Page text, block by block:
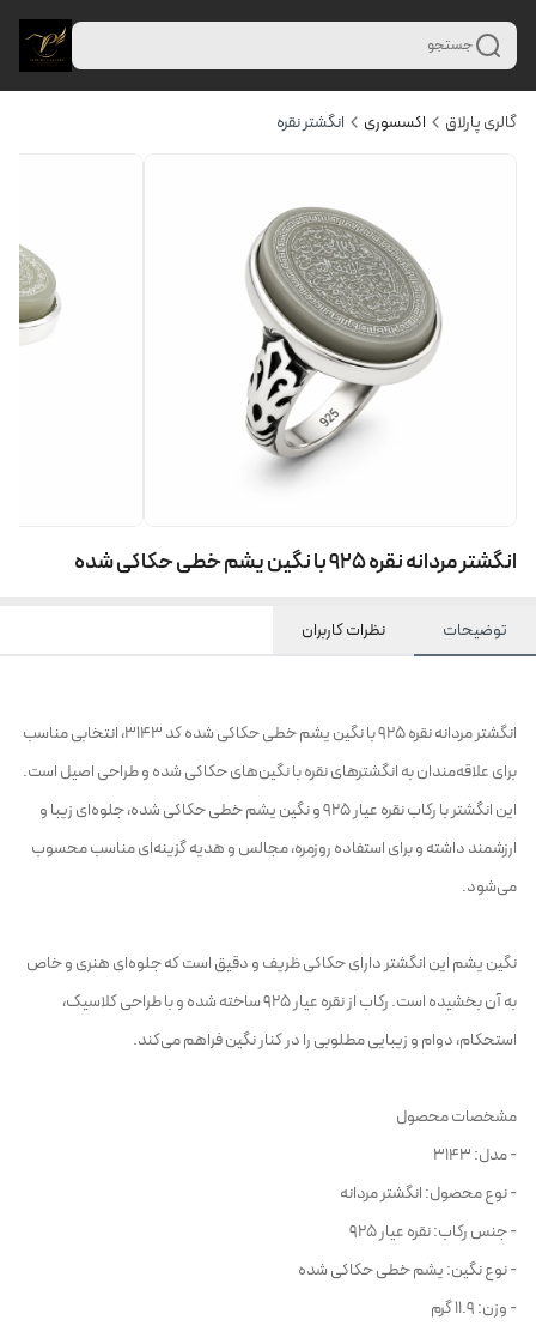
جستجو
گالری پارلاق اکسسوری انگشتر نقره
انگشتر مردانه نقره 925 با نگین یشم خطی حکاکی شده
توضیحات نظرات کاربران
انگشتر مردانه نقره 925 با نگین یشم خطی حکاکی شده کد 3143، انتخابی مناسب
برای علاقه‌مندان به انگشترهای نقره با نگین‌های حکاکی شده و طراحی اصیل است.
این انگشتر با رکاب نقره عیار 925 و نگین یشم خطی حکاکی شده، جلوه‌ای زیبا و
ارزشمند داشته و برای استفاده روزمره، مجالس و هدیه گزینه‌ای مناسب محسوب
می‌شود.
نگین یشم این انگشتر دارای حکاکی ظریف و دقیق است که جلوه‌ای هنری و خاص
به آن بخشیده است. رکاب از نقره عیار 925 ساخته شده و با طراحی کلاسیک،
استحکام، دوام و زیبایی مطلوبی را در کنار نگین فراهم می‌کند.
مشخصات محصول
- مدل: 3143
- نوع محصول: انگشتر مردانه
- جنس رکاب: نقره عیار 925
- نوع نگین: یشم خطی حکاکی شده
- وزن: 11.9 گرم